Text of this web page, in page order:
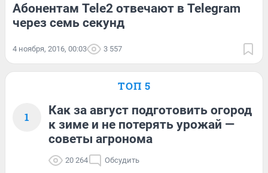
Абонентам Tele2 отвечают в Telegram
через семь секунд
4 ноября, 2016, 00:03 3 557
ТОП 5
1
Как за август подготовить огород
к зиме и не потерять урожай —
советы агронома
20 264 Обсудить